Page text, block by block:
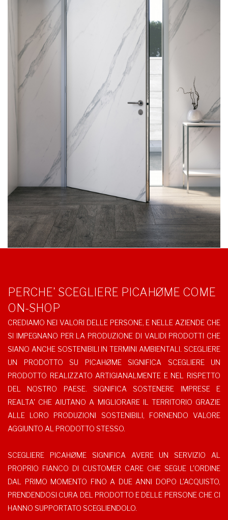
PERCHE' SCEGLIERE PICAHØME COME
ON-SHOP
CREDIAMO NEI VALORI DELLE PERSONE, E NELLE AZIENDE CHE
SI IMPEGNANO PER LA PRODUZIONE DI VALIDI PRODOTTI CHE
SIANO ANCHE SOSTENIBILI IN TERMINI AMBIENTALI. SCEGLIERE
UN PRODOTTO SU PICAHØME SIGNIFICA SCEGLIERE UN
PRODOTTO REALIZZATO ARTIGIANALMENTE E NEL RISPETTO
DEL NOSTRO PAESE. SIGNIFICA SOSTENERE IMPRESE E
REALTA' CHE AIUTANO A MIGLIORARE IL TERRITORIO GRAZIE
ALLE LORO PRODUZIONI SOSTENIBILI, FORNENDO VALORE
AGGIUNTO AL PRODOTTO STESSO.
SCEGLIERE PICAHØME SIGNIFICA AVERE UN SERVIZIO AL
PROPRIO FIANCO DI CUSTOMER CARE CHE SEGUE L'ORDINE
DAL PRIMO MOMENTO FINO A DUE ANNI DOPO L'ACQUISTO,
PRENDENDOSI CURA DEL PRODOTTO E DELLE PERSONE CHE CI
HANNO SUPPORTATO SCEGLIENDOLO.